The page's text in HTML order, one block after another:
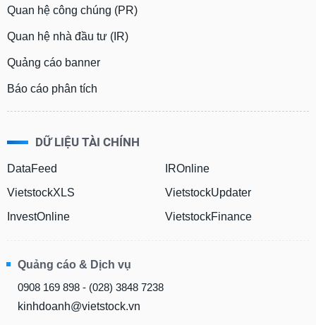
Quan hệ công chúng (PR)
Quan hệ nhà đầu tư (IR)
Quảng cáo banner
Báo cáo phân tích
DỮ LIỆU TÀI CHÍNH
DataFeed
VietstockXLS
InvestOnline
IROnline
VietstockUpdater
VietstockFinance
Quảng cáo & Dịch vụ
0908 169 898 - (028) 3848 7238
kinhdoanh@vietstock.vn
NGHỆ
THÔNG
TRUYỀN
THÔNG